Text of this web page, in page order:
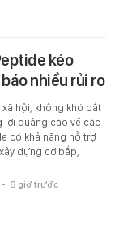
kéo
nhiều rủi ro
xã hội, không khó bắt
lời quảng cáo về các
có khả năng hỗ trợ
dựng cơ bắp,
- 6 giờ trước